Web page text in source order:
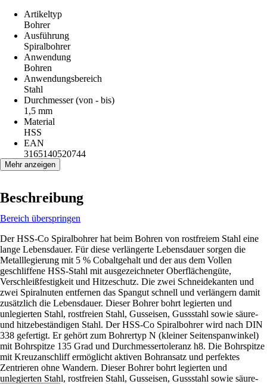
Artikeltyp
Bohrer
Ausführung
Spiralbohrer
Anwendung
Bohren
Anwendungsbereich
Stahl
Durchmesser (von - bis)
1,5 mm
Material
HSS
EAN
3165140520744
Mehr anzeigen
Beschreibung
Bereich überspringen
Der HSS-Co Spiralbohrer hat beim Bohren von rostfreiem Stahl eine
lange Lebensdauer. Für diese verlängerte Lebensdauer sorgen die
Metalllegierung mit 5 % Cobaltgehalt und der aus dem Vollen
geschliffene HSS-Stahl mit ausgezeichneter Oberflächengüte,
Verschleißfestigkeit und Hitzeschutz. Die zwei Schneidekanten und
zwei Spiralnuten entfernen das Spangut schnell und verlängern damit
zusätzlich die Lebensdauer. Dieser Bohrer bohrt legierten und
unlegierten Stahl, rostfreien Stahl, Gusseisen, Gussstahl sowie säure-
und hitzebeständigen Stahl. Der HSS-Co Spiralbohrer wird nach DIN
338 gefertigt. Er gehört zum Bohrertyp N (kleiner Seitenspanwinkel)
mit Bohrspitze 135 Grad und Durchmessertoleranz h8. Die Bohrspitze
mit Kreuzanschliff ermöglicht aktiven Bohransatz und perfektes
Zentrieren ohne Wandern. Dieser Bohrer bohrt legierten und
unlegierten Stahl, rostfreien Stahl, Gusseisen, Gussstahl sowie säure-